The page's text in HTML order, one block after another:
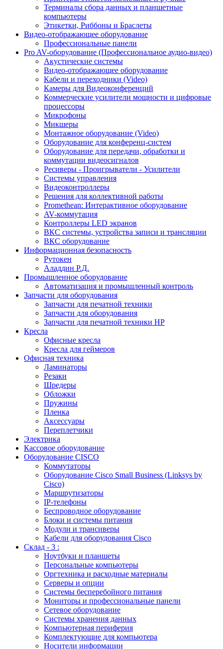
Терминалы сбора данных и планшетные
компьютеры
Этикетки, Риббоны и Браслеты
Видео-отображающее оборудование
Профессиональные панели
Pro AV-оборудование (Профессиональное аудио-видео)
Акустические системы
Видео-отображающее оборудование
Кабели и переходники (Video)
Камеры для Видеоконференций
Коммерческие усилители мощности и цифровые
процессоры
Микрофоны
Микшеры
Монтажное оборудование (Video)
Оборудование для конференц-систем
Оборудование для передачи, обработки и
коммутации видеосигналов
Ресиверы - Проигрыватели - Усилители
Системы управления
Видеоконтроллеры
Решения для коллективной работы
Promethean: Интерактивное оборудование
AV-коммутация
Контроллеры LED экранов
ВКС системы, устройства записи и трансляции
ВКС оборудование
Информационная безопасность
Рутокен
Аладдин Р.Д.
Промышленное оборудование
Автоматизация и промышленный контроль
Запчасти для оборудования
Запчасти для печатной техники
Запчасти для оборудования
Запчасти для печатной техники HP
Кресла
Офисные кресла
Кресла для геймеров
Офисная техника
Ламинаторы
Резаки
Шредеры
Обложки
Пружины
Пленка
Аксессуары
Переплетчики
Электрика
Кассовое оборудование
Оборудование CISCO
Коммутаторы
Оборудование Cisco Small Business (Linksys by
Cisco)
Маршрутизаторы
IP-телефоны
Беспроводное оборудование
Блоки и системы питания
Модули и трансиверы
Кабели для оборудования Cisco
Склад - 3 :
Ноутбуки и планшеты
Персональные компьютеры
Оргтехника и расходные материалы
Серверы и опции
Системы бесперебойного питания
Мониторы и профессиональные панели
Сетевое оборудование
Системы хранения данных
Компьютерная периферия
Комплектующие для компьютера
Носители информации